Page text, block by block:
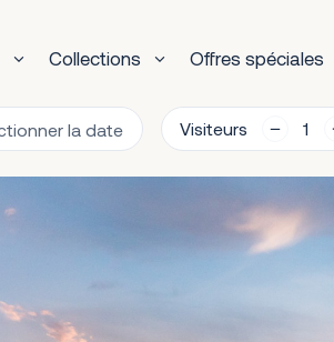
Collections Offres spéciales
Visiteurs